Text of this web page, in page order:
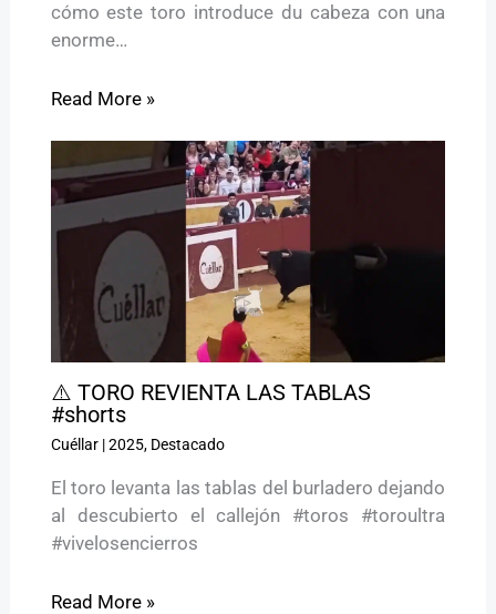
cómo este toro introduce du cabeza con una
enorme…
Read More »
⚠️ TORO REVIENTA LAS TABLAS
#shorts
Cuéllar|2025, Destacado
El toro levanta las tablas del burladero dejando
al descubierto el callejón #toros #toroultra
#vivelosencierros
Read More »